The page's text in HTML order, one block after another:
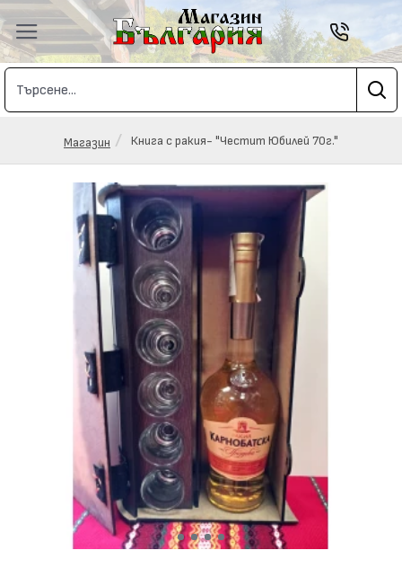
Магазин Книга с ракия- "Честит Юбилей 70г."